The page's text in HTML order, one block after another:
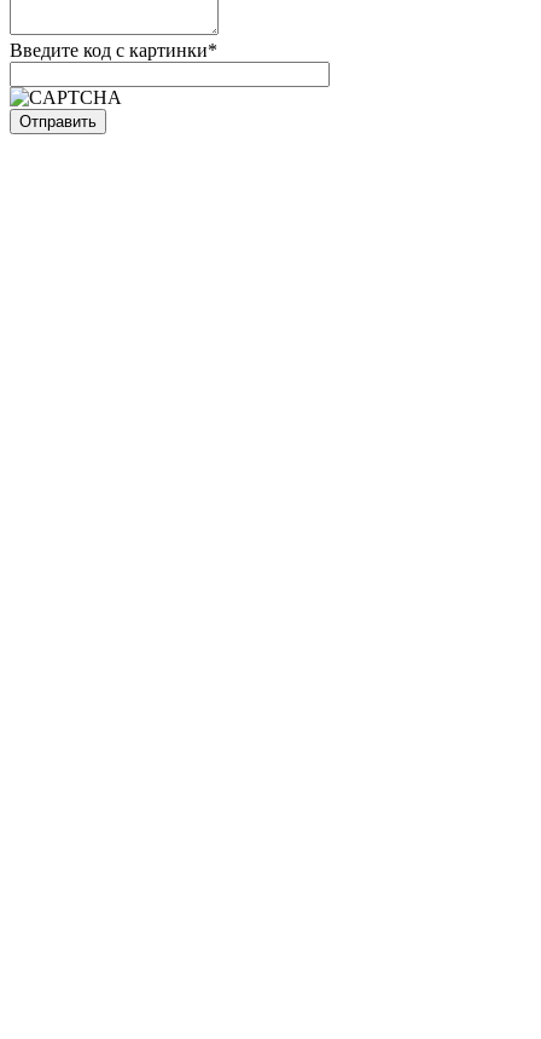
Введите код с картинки*